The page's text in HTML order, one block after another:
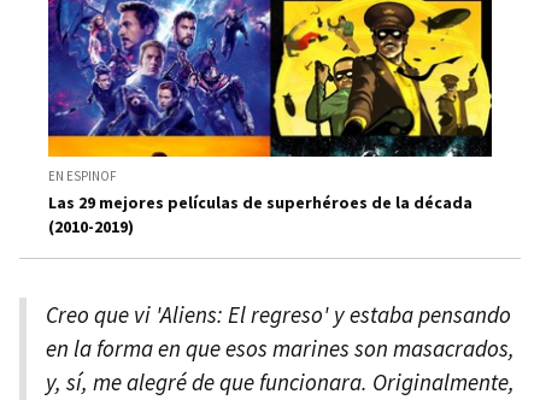
EN ESPINOF
Las 29 mejores películas de superhéroes de la década
(2010-2019)
Creo que vi 'Aliens: El regreso' y estaba pensando
en la forma en que esos marines son masacrados,
y, sí, me alegré de que funcionara. Originalmente,